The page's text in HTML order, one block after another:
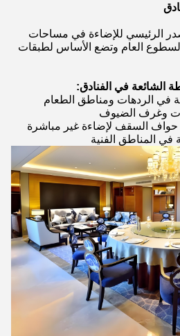
الرئيسي للإضاءة في مساحات
العام وتضع الأساس لطبقات
الشائعة في الفنادق:
في الردهات ومناطق الطعام
وغرف الضيوف
السقف لإضاءة غير مباشرة
في المناطق الفنية